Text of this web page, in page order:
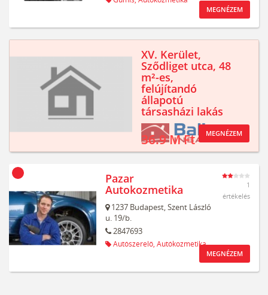
MEGNÉZEM
XV. Kerület,
Sződliget utca, 48
m²-es,
felújítandó
állapotú
társasházi lakás
36.9 M Ft MEGNÉZEM
Pazar
Autokozmetika
1237 Budapest,Szent László
u. 19/b.
2847693
Autószerelő, Autókozmetika
1
értékelés
MEGNÉZEM